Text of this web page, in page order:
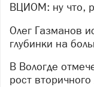
ВЦИОМ: ну что,
Олег Газманов исполнит песни из вологодской
глубинки на
В Вологде отмечен самый высокий по стране
рост